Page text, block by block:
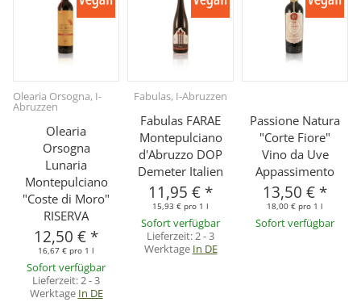
Olearia Orsogna, I-
Abruzzen
Olearia
Orsogna
Lunaria
Montepulciano
"Coste di Moro"
RISERVA
12,50 € *
16,67 € pro 1 l
Sofort verfügbar
Lieferzeit:2 - 3
Werktage In DE
Fabulas, I-Abruzzen
Fabulas FARAE
Montepulciano
d'Abruzzo DOP
Demeter Italien
11,95 € *
15,93 € pro 1 l
Sofort verfügbar
Lieferzeit:2 - 3
Werktage In DE
Passione Natura
"Corte Fiore"
Vino da Uve
Appassimento
13,50 € *
18,00 € pro 1 l
Sofort verfügbar